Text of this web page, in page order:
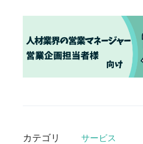
カテゴリ サービス